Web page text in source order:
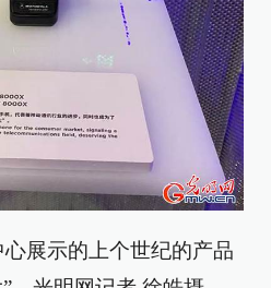
展示的上个世纪的产品